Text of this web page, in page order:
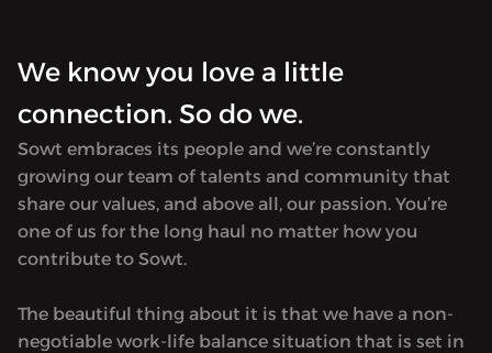
We know you love a little
connection. So do we.
Sowt embraces its people and we’re constantly
growing our team of talents and community that
share our values, and above all, our passion. You’re
one of us for the long haul no matter how you
contribute to Sowt.
The beautiful thing about it is that we have a non-
negotiable work-life balance situation that is set in